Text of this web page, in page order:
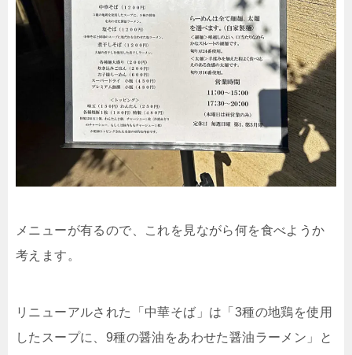
メニューが有るので、これを見ながら何を食べようか
考えます。
リニューアルされた「中華そば」は「3種の地鶏を使用
したスープに、9種の醤油をあわせた醤油ラーメン」と